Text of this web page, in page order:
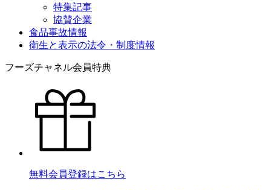
特集記事
協賛企業
食品事故情報
衛生と表示の法令・制度情報
フーズチャネル会員特典
無料会員登録はこちら